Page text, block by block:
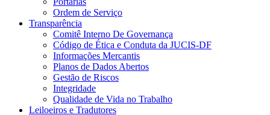
Ordem de Serviço
Transparência
Comitê Interno De Governança
Código de Ética e Conduta da JUCIS-DF
Informações Mercantis
Planos de Dados Abertos
Gestão de Riscos
Integridade
Qualidade de Vida no Trabalho
Leiloeiros e Tradutores